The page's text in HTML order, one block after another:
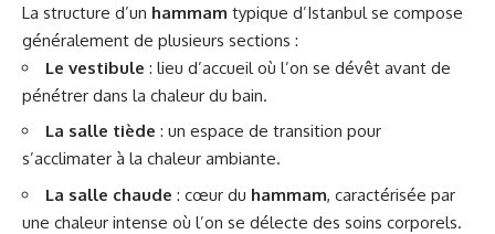
La structure d’un hammam typique d’Istanbul se compose
généralement de plusieurs sections :
Le vestibule : lieu d’accueil où l’on se dévêt avant de
pénétrer dans la chaleur du bain.
La salle tiède : un espace de transition pour
s’acclimater à la chaleur ambiante.
La salle chaude : cœur du hammam, caractérisée par
une chaleur intense où l’on se délecte des soins corporels.